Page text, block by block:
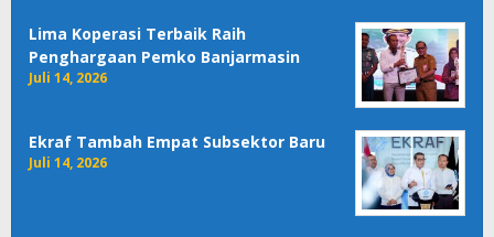
Lima Koperasi Terbaik Raih
Penghargaan Pemko Banjarmasin
Juli 14, 2026
Ekraf Tambah Empat Subsektor Baru
Juli 14, 2026